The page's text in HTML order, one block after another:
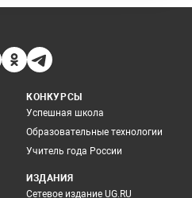
КОНКУРСЫ
Успешная школа
Образовательные технологии
Учитель года России
ИЗДАНИЯ
Сетевое издание UG.RU